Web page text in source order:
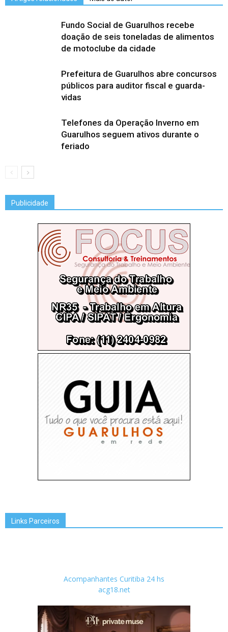
Fundo Social de Guarulhos recebe
doação de seis toneladas de alimentos
de motoclube da cidade
Prefeitura de Guarulhos abre concursos
públicos para auditor fiscal e guarda-
vidas
Telefones da Operação Inverno em
Guarulhos seguem ativos durante o
feriado
Publicidade
Links Parceiros
Acompanhantes Curitiba 24 hs
acg18.net